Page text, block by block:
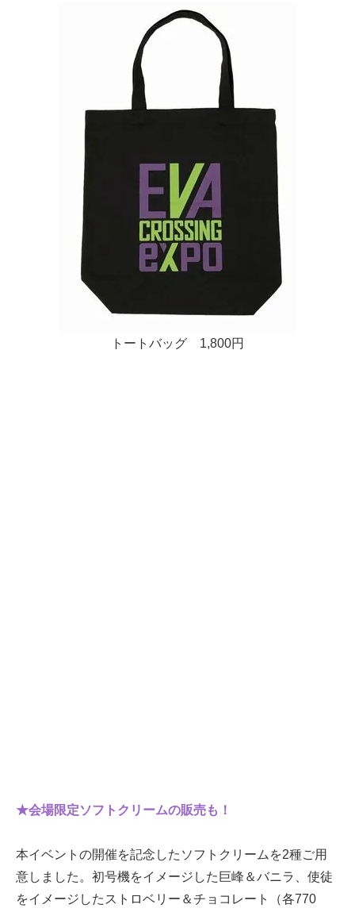
トートバッグ 1,800円
★会場限定ソフトクリームの販売も！
本イベントの開催を記念したソフトクリームを2種ご用
意しました。初号機をイメージした巨峰＆バニラ、使徒
をイメージしたストロベリー＆チョコレート（各770